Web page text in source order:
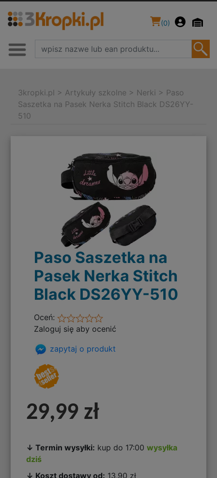
(0)
3kropki.pl > Artykuły szkolne > Nerki > Paso
Saszetka na Pasek Nerka Stitch Black DS26YY-
510
Paso Saszetka na
Pasek Nerka Stitch
Black DS26YY-510
Oceń:
Zaloguj się aby ocenić
zapytaj o produkt
29,99 zł
↓ Termin wysyłki: kup do 17:00wysyłka
dziś
↓ Koszt dostawy od: 13,90 zł